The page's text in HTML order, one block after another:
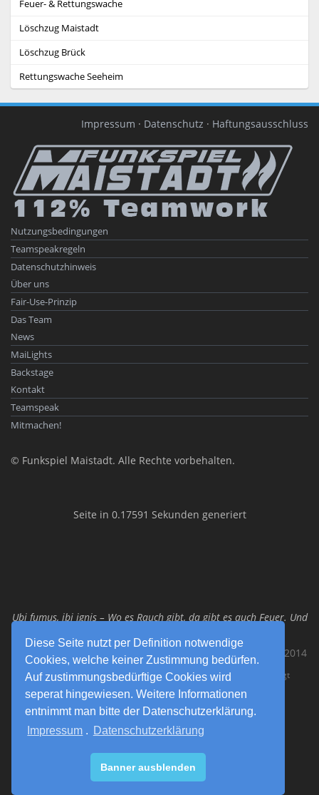
Diese Seite nutzt per Definition notwendige
Cookies, welche keiner Zustimmung bedürfen.
Auf zustimmungsbedürftige Cookies wird
seperat hingewiesen. Weitere Informationen
entnimmt man bitte der Datenschutzerklärung.
Impressum . Datenschutzerklärung
Banner ausblenden
Feuer- & Rettungswache
Löschzug Maistadt
Löschzug Brück
Rettungswache Seeheim
Impressum · Datenschutz · Haftungsausschluss
Nutzungsbedingungen
Teamspeakregeln
Datenschutzhinweis
Über uns
Fair-Use-Prinzip
Das Team
News
MaiLights
Backstage
Kontakt
Teamspeak
Mitmachen!
© Funkspiel Maistadt. Alle Rechte vorbehalten.
Seite in 0.17591 Sekunden generiert
Ubi fumus, ibi ignis – Wo es Rauch gibt, da gibt es auch Feuer. Und
Funkspiel Maistadt – 112% Teamwork – Das Original seit 2014
Plagiate dieser Website werden automatisiert erfasst und verfolgt
Diese Website wurde mit PHPKIT WCMS erstellt
PHPKIT ist eine eingetragene Marke der mxbyte GbR © 2002-2012